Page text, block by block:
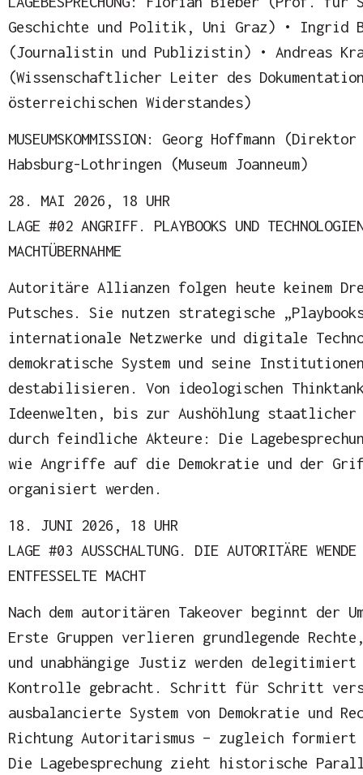
Geschichte und Politik, Uni Graz) • Ingrid
(Journalistin und Publizistin) • Andreas
(Wissenschaftlicher Leiter des
österreichischen Widerstandes)
MUSEUMSKOMMISSION: Georg Hoffmann
Habsburg-Lothringen (Museum Joanneum)
28. MAI 2026, 18 UHR
LAGE #02 ANGRIFF. PLAYBOOKS UND
MACHTÜBERNAHME
Autoritäre Allianzen folgen heute keinem
Putsches. Sie nutzen strategische
internationale Netzwerke und digitale
demokratische System und seine
destabilisieren. Von ideologischen
Ideenwelten, bis zur Aushöhlung staatlicher
durch feindliche Akteure: Die
wie Angriffe auf die Demokratie und der
organisiert werden.
18. JUNI 2026, 18 UHR
LAGE #03 AUSSCHALTUNG. DIE AUTORITÄRE
ENTFESSELTE MACHT
Nach dem autoritären Takeover beginnt der
Erste Gruppen verlieren grundlegende
und unabhängige Justiz werden
Kontrolle gebracht. Schritt für Schritt
ausbalancierte System von Demokratie und
Richtung Autoritarismus – zugleich formiert
Die Lagebesprechung zieht historische